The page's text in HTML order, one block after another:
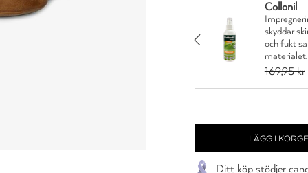
en vårdande creme
Collonil
skyddar
och fukt
materialet.
169,95 kr
Ditt köp stödjer